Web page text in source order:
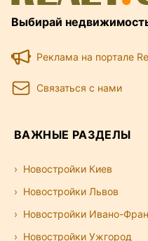
Выбирай
Реклама на портале
Связаться с нами
ВАЖНЫЕ РАЗДЕЛЫ
Новостройки Киев
Новостройки Львов
Новостройки Ивано-
Новостройки Ужгород